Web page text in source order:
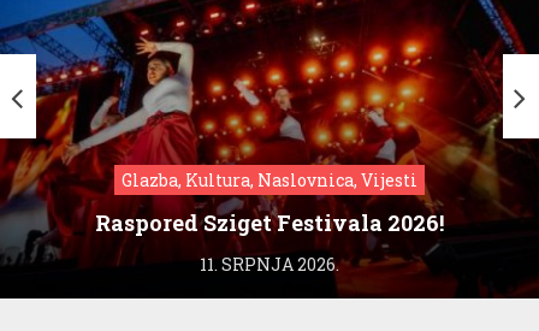
Glazba, Kultura, Naslovnica, Vijesti
Raspored Sziget Festivala 2026!
11. SRPNJA 2026.